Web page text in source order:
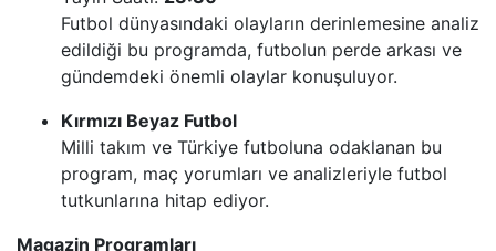
Futbol dünyasındaki olayların derinlemesine analiz
edildiği bu programda, futbolun perde arkası ve
gündemdeki önemli olaylar konuşuluyor.
Kırmızı Beyaz Futbol
Milli takım ve Türkiye futboluna odaklanan bu
program, maç yorumları ve analizleriyle futbol
tutkunlarına hitap ediyor.
Magazin Programları